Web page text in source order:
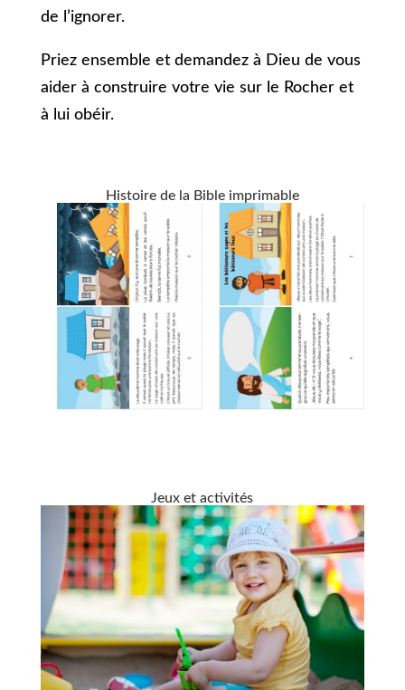
de l’ignorer.
Priez ensemble et demandez à Dieu de vous
aider à construire votre vie sur le Rocher et
à lui obéir.
Histoire de la Bible imprimable
Jeux et activités